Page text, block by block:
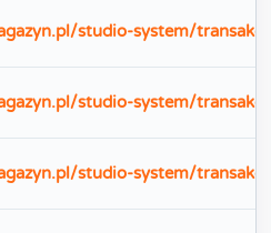
studio-system/
studio-system/
studio-system/